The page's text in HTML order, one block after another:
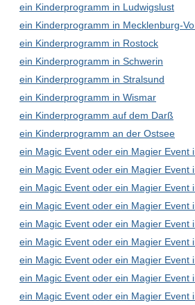
ein Kinderprogramm in Ludwigslust
ein Kinderprogramm in Mecklenburg-
ein Kinderprogramm in Rostock
ein Kinderprogramm in Schwerin
ein Kinderprogramm in Stralsund
ein Kinderprogramm in Wismar
ein Kinderprogramm auf dem Darß
ein Kinderprogramm an der Ostsee
ein Magic Event oder ein Magier Event
ein Magic Event oder ein Magier Event
ein Magic Event oder ein Magier Event
ein Magic Event oder ein Magier Event
ein Magic Event oder ein Magier Event
ein Magic Event oder ein Magier Event
ein Magic Event oder ein Magier Event
ein Magic Event oder ein Magier Event
ein Magic Event oder ein Magier Event